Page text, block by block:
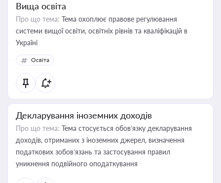
Вища освіта
Про що тема: Тема охоплює правове регулювання
системи вищої освіти, освітніх рівнів та кваліфікацій в
Україні
Освіта
Декларування іноземних доходів
Про що тема: Тема стосується обов’язку декларування
доходів, отриманих з іноземних джерел, визначення
податкових зобов’язань та застосування правил
уникнення подвійного оподаткування